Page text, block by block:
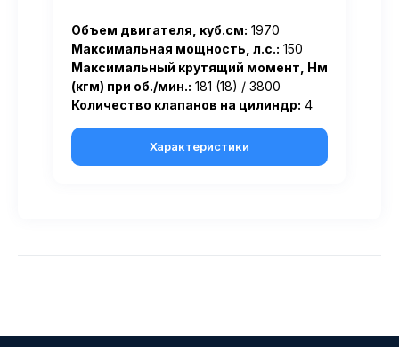
Объем двигателя, куб.см: 1970
Максимальная мощность, л.с.: 150
Максимальный крутящий момент, Нм
(кгм) при об./мин.: 181 (18) / 3800
Количество клапанов на цилиндр: 4
Характеристики